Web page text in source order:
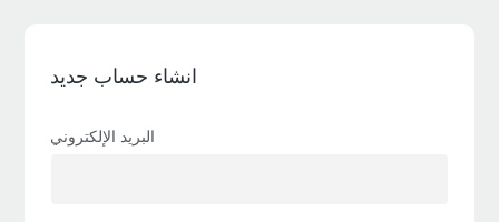
انشاء حساب جديد
البريد الإلكتروني